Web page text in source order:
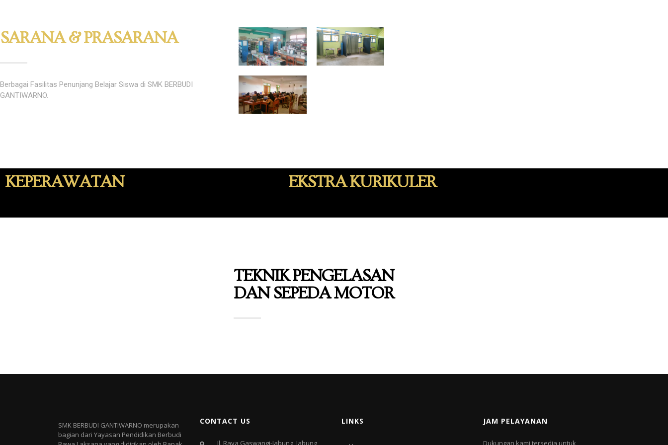
SARANA & PRASARANA
Berbagai Fasilitas Penunjang Belajar Siswa di SMK BERBUDI
GANTIWARNO.
KEPERAWATAN EKSTRA KURIKULER
TEKNIK PENGELASAN
DAN SEPEDA MOTOR
SMK BERBUDI GANTIWARNO merupakan
bagian dari Yayasan Pendidikan Berbudi
CONTACT US
Jl. Raya Gaswangi-Jabung, Jabung,
LINKS JAM PELAYANAN
Dukungan kami tersedia untuk